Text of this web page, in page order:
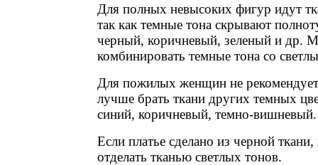
Для полных невысоких фигур идут
так как темные тона скрывают
черный, коричневый, зеленый и др.
комбинировать темные тона со
Для пожилых женщин не
лучше брать ткани других темных
синий, коричневый, темно-вишневый.
Если платье сделано из черной
отделать тканью светлых тонов.